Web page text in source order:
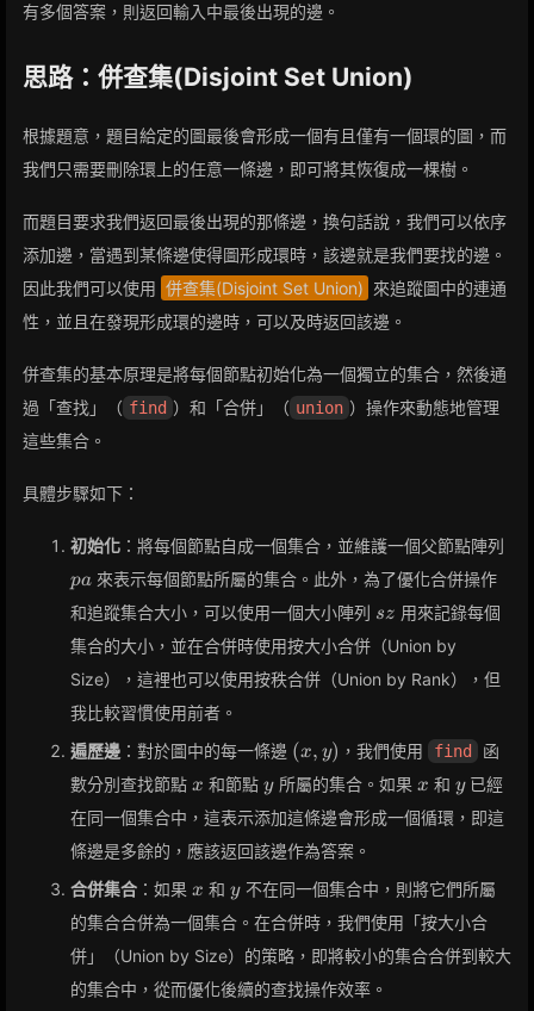
有多個答案，則返回輸入中最後出現的邊。
思路：併查集(Disjoint Set Union)
根據題意，題目給定的圖最後會形成一個有且僅有一個環的圖，而
我們只需要刪除環上的任意一條邊，即可將其恢復成一棵樹。
而題目要求我們返回最後出現的那條邊，換句話說，我們可以依序
添加邊，當遇到某條邊使得圖形成環時，該邊就是我們要找的邊。
因此我們可以使用 併查集(Disjoint Set Union) 來追蹤圖中的連通
性，並且在發現形成環的邊時，可以及時返回該邊。
併查集的基本原理是將每個節點初始化為一個獨立的集合，然後通
過「查找」（ find ）和「合併」（ union ）操作來動態地管理
這些集合。
具體步驟如下：
初始化 ：將每個節點自成一個集合，並維護一個父節點陣列
pa 來表示每個節點所屬的集合。此外，為了優化合併操作
和追蹤集合大小，可以使用一個大小陣列 sz
sz 用來記錄每個
集合的大小，並在合併時使用按大小合併（Union by
Size），這裡也可以使用按秩合併（Union by Rank），但
我比較習慣使用前者。
遍歷邊 ：對於圖中的每一條邊 (x,
y)
(x, y) ，我們使用 find
函
數分別查找節點 x
x 和節點 y
y所屬的集合。如果 x
x 和 y
y已經
在同一個集合中，這表示添加這條邊會形成一個循環，即這
條邊是多餘的，應該返回該邊作為答案。
合併集合 ：如果 x
x 和 y
y不在同一個集合中，則將它們所屬
的集合合併為一個集合。在合併時，我們使用「按大小合
併」（Union by Size）的策略，即將較小的集合合併到較大
的集合中，從而優化後續的查找操作效率。